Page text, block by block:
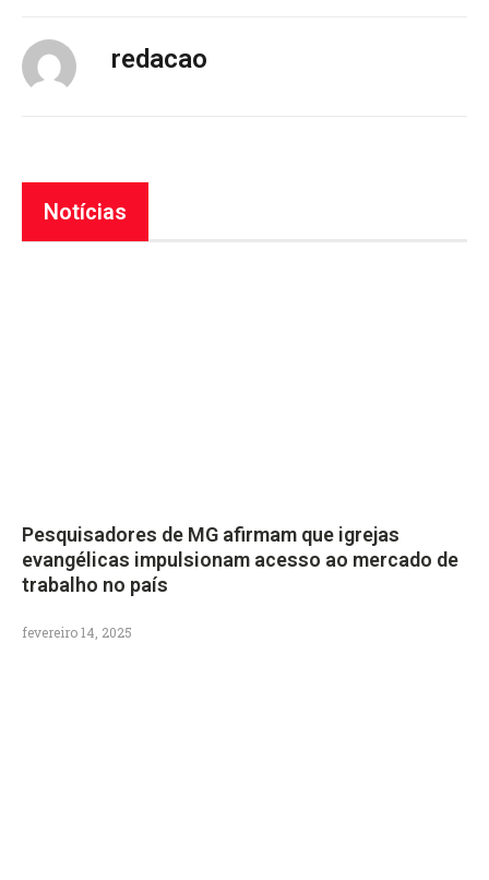
redacao
Notícias
Pesquisadores de MG afirmam que igrejas
evangélicas impulsionam acesso ao mercado de
trabalho no país
fevereiro 14, 2025